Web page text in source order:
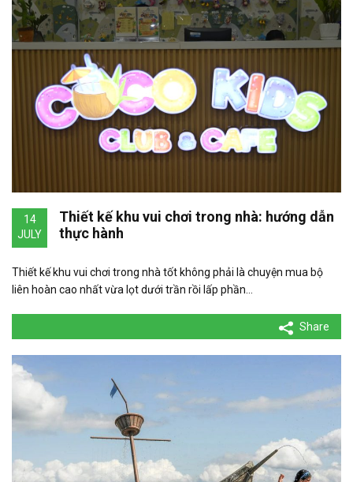
14
JULY
Thiết kế khu vui chơi trong nhà: hướng dẫn
thực hành
Thiết kế khu vui chơi trong nhà tốt không phải là chuyện mua bộ
liên hoàn cao nhất vừa lọt dưới trần rồi lấp phần…
Share